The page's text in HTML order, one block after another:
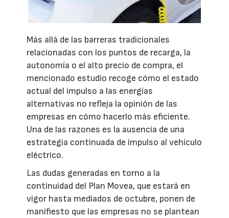
Más allá de las barreras tradicionales
relacionadas con los puntos de recarga, la
autonomía o el alto precio de compra, el
mencionado estudio recoge cómo el estado
actual del impulso a las energías
alternativas no refleja la opinión de las
empresas en cómo hacerlo más eficiente.
Una de las razones es la ausencia de una
estrategia continuada de impulso al vehículo
eléctrico.
Las dudas generadas en torno a la
continuidad del Plan Movea, que estará en
vigor hasta mediados de octubre, ponen de
manifiesto que las empresas no se plantean